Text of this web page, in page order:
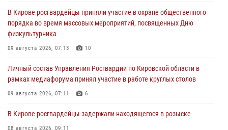
В Кирове росгвардейцы приняли участие в охране общественного
порядка во время массовых мероприятий, посвященных Дню
физкультурника
09 августа 2026, 07:13 10
Личный состав Управления Росгвардии по Кировской области в
рамках медиафорума принял участие в работе круглых столов
09 августа 2026, 07:11 6
В Кирове росгвардейцы задержали находящегося в розыске
08 августа 2026, 09:11